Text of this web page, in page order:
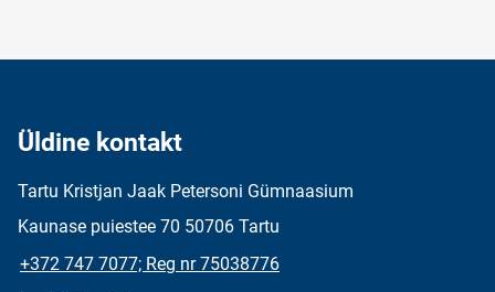
Üldine kontakt
Tartu Kristjan Jaak Petersoni Gümnaasium
Kaunase puiestee 70 50706 Tartu
+372 747 7077; Reg nr 75038776